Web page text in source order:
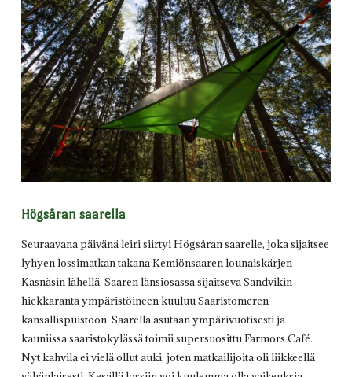
Högsåran saarella
Seuraavana päivänä leiri siirtyi Högsåran saarelle, joka sijaitsee
lyhyen lossimatkan takana Kemiönsaaren lounaiskärjen
Kasnäsin lähellä. Saaren länsiosassa sijaitseva Sandvikin
hiekkaranta ympäristöineen kuuluu Saaristomeren
kansallispuistoon. Saarella asutaan ympärivuotisesti ja
kauniissa saaristokylässä toimii supersuosittu Farmors Café.
Nyt kahvila ei vielä ollut auki, joten matkailijoita oli liikkeellä